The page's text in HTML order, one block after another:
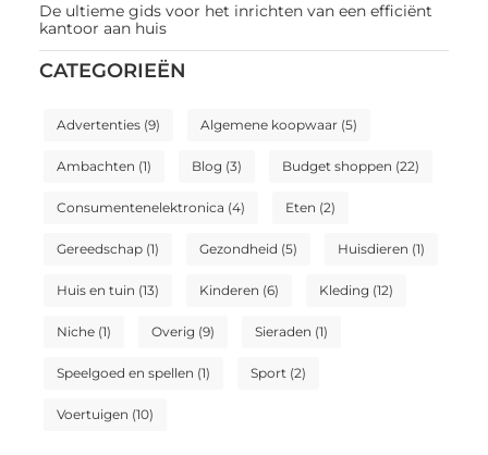
De ultieme gids voor het inrichten van een efficiënt
kantoor aan huis
CATEGORIEËN
Advertenties(9) Algemene koopwaar(5)
Ambachten (1) Blog (3) Budget shoppen (22)
Consumentenelektronica (4) Eten (2)
Gereedschap(1) Gezondheid (5) Huisdieren (1)
Huis en tuin (13) Kinderen (6) Kleding (12)
Niche(1) Overig (9) Sieraden (1)
Speelgoed en spellen (1) Sport(2)
Voertuigen (10)